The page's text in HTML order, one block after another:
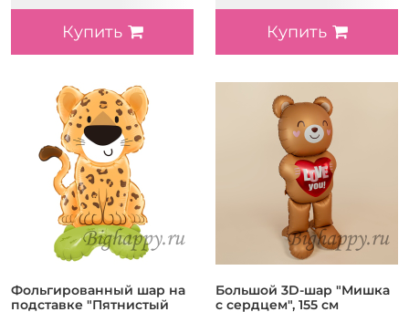
Купить Купить
Фольгированный шар на
подставке "Пятнистый
Большой 3D-шар "Мишка
с сердцем", 155 см